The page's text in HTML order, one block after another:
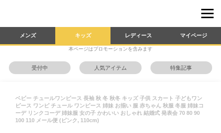
メンズ キッズ レディース マイページ
本ページはプロモーションを含みます
受付中 人気アイテム 特集記事
ベビー チュールワンピース 長袖 秋 冬 秋冬 キッズ 子供 スカート 子どもワン
ピース ワンピ チュール ワンピース 姉妹 お揃い 服 赤ちゃん 秋服 冬服 姉妹コ
ーデ リンクコーデ 姉妹服 女の子 かわいい おしゃれ 結婚式 発表会 70 80 90
100 110 メール便 (ピンク, 110cm)